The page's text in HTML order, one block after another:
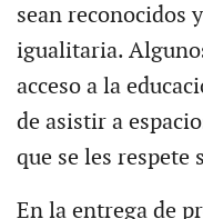
sean reconocidos
igualitaria.
acceso a la
de asistir a
que se les respete
En la entrega de